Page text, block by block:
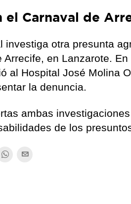
el Carnaval de
investiga otra presunta
en Lanzarote.
al Hospital José Molina
la denuncia.
ambas
de los